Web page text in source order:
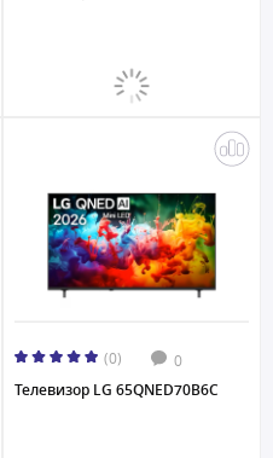
(0) 0
Телевизор LG 65QNED70B6C